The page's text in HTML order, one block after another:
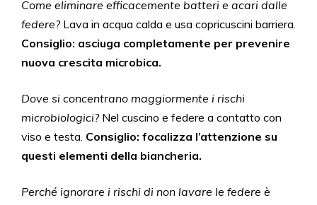
Come eliminare efficacemente batteri e acari dalle
federe?Lava in acqua calda e usa copricuscini barriera.
Consiglio: asciuga completamente per prevenire
nuova crescita microbica.
Dove si concentrano maggiormente i rischi
microbiologici?Nel cuscino e federe a contatto con
viso e testa. Consiglio: focalizza l’attenzione su
questi elementi della biancheria.
Perché ignorare i rischi di non lavare le federe è